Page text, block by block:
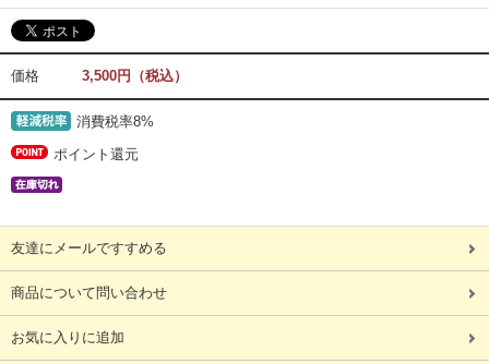
価格 3,500円（税込）
消費税率8%
ポイント還元
友達にメールですすめる
商品について問い合わせ
お気に入りに追加